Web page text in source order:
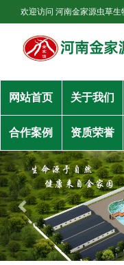
欢迎访问 河南金家源虫草生
网站首页 关于我们
合作案例 资质荣誉